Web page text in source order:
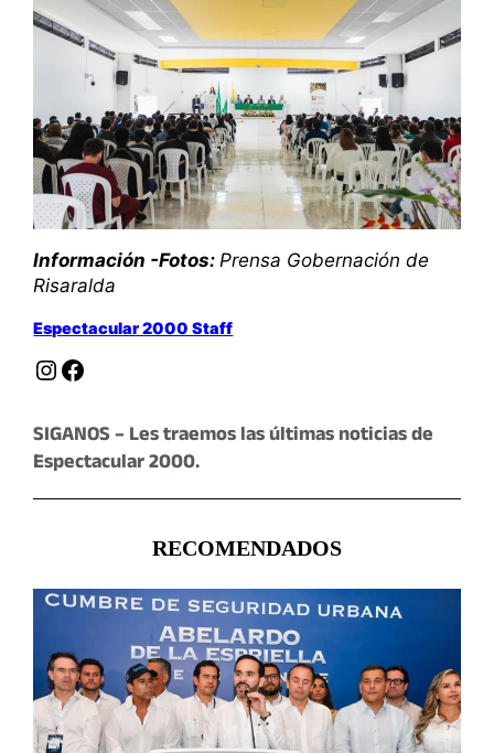
Información -Fotos:Prensa Gobernación de
Risaralda
Espectacular 2000 Staff
Instagram Facebook
SIGANOS – Les traemos las últimas noticias de
Espectacular 2000.
RECOMENDADOS